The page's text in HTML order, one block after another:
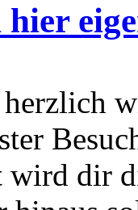
dir